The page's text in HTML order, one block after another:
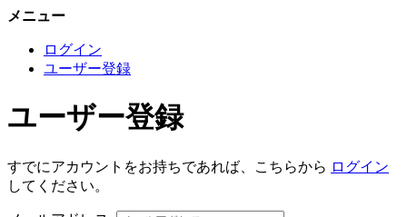
メニュー
ログイン
ユーザー登録
ユーザー登録
すでにアカウントをお持ちであれば、こちらから ログイン
してください。